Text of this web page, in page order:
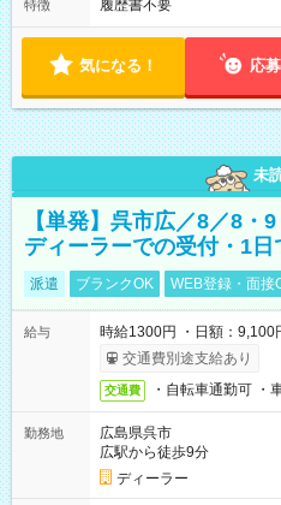
特徴 履歴書不要
気になる！ 応
未
【単発】呉市広／8／8・
ディーラーでの受付・1日
派遣 ブランクOK WEB登録・面接
給与
時給1300円 ・日額：9,100
交通費別途支給あり
交通費 ・自転車通勤可 ・
勤務地
広島県呉市
広駅から徒歩9分
ディーラー